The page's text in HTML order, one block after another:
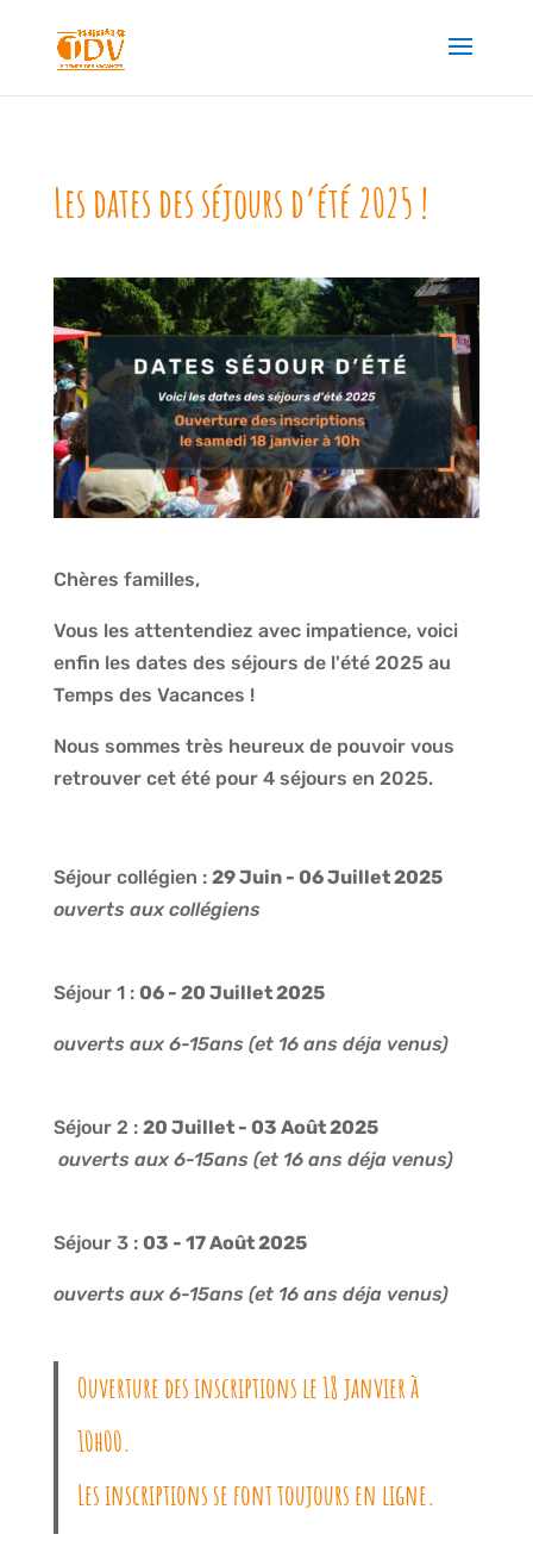
Les dates des séjours d’été 2025 !
Chères familles,
Vous les attentendiez avec impatience, voici
enfin les dates des séjours de l'été 2025 au
Temps des Vacances !
Nous sommes très heureux de pouvoir vous
retrouver cet été pour 4 séjours en 2025.
Séjour collégien : 29 Juin - 06 Juillet 2025
ouverts aux collégiens
Séjour 1 : 06 - 20 Juillet 2025
ouverts aux 6-15ans (et 16 ans déja venus)
Séjour 2 : 20 Juillet - 03 Août 2025
ouverts aux 6-15ans (et 16 ans déja venus)
Séjour 3 : 03 - 17 Août 2025
ouverts aux 6-15ans (et 16 ans déja venus)
Ouverture des inscriptions le 18 janvier à
10h00.
Les inscriptions se font toujours en ligne.